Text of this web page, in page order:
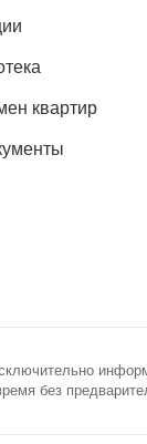
квартир
без